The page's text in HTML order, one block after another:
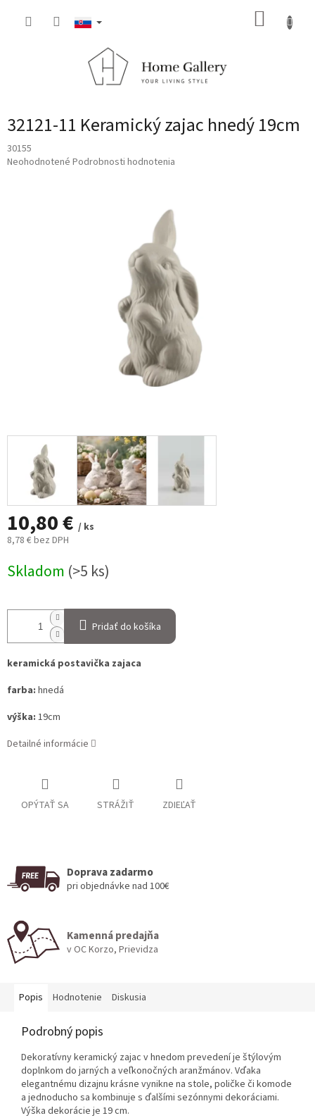
32121-11 Keramický zajac hnedý 19cm
30155
Priemerné
Neohodnotené Podrobnosti hodnotenia
10,80 € / ks
8,78 € bez DPH
cena:
Skladom (>5 ks)
Pridať do košíka
keramická postavička zajaca
farba: hnedá
výška: 19cm
Detailné informácie
OPÝTAŤ SA STRÁŽIŤ ZDIEĽAŤ
Doprava zadarmo
pri objednávke nad 100€
Kamenná predajňa
v OC Korzo, Prievidza
Popis Hodnotenie Diskusia
Podrobný popis
Dekoratívny keramický zajac v hnedom prevedení je štýlovým
doplnkom do jarných a veľkonočných aranžmánov. Vďaka
elegantnému dizajnu krásne vynikne na stole, poličke či komode
a jednoducho sa kombinuje s ďalšími sezónnymi dekoráciami.
Výška dekorácie je 19 cm.